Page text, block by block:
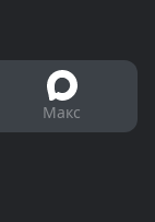
Макс